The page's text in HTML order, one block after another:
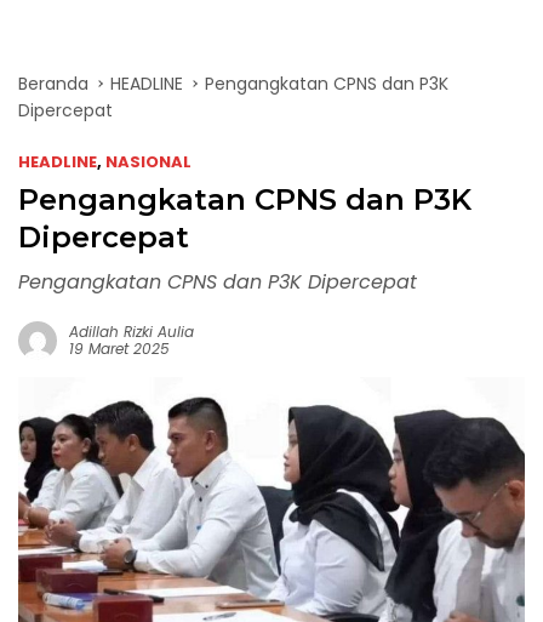
Beranda HEADLINE
Pengangkatan CPNS dan P3K
Dipercepat
HEADLINE, NASIONAL
Pengangkatan CPNS dan P3K
Dipercepat
Pengangkatan CPNS dan P3K Dipercepat
Adillah Rizki Aulia
19 Maret 2025